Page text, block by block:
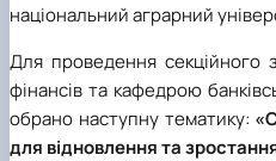
національний аграрний
Для проведення секційного
фінансів та кафедрою
обрано наступну тематику:
для відновлення та